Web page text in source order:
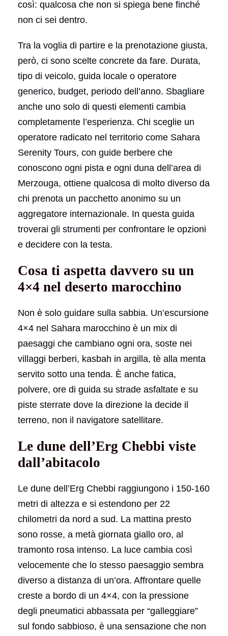
così: qualcosa che non si spiega bene finché
non ci sei dentro.
Tra la voglia di partire e la prenotazione giusta,
però, ci sono scelte concrete da fare. Durata,
tipo di veicolo, guida locale o operatore
generico, budget, periodo dell’anno. Sbagliare
anche uno solo di questi elementi cambia
completamente l’esperienza. Chi sceglie un
operatore radicato nel territorio come Sahara
Serenity Tours, con guide berbere che
conoscono ogni pista e ogni duna dell’area di
Merzouga, ottiene qualcosa di molto diverso da
chi prenota un pacchetto anonimo su un
aggregatore internazionale. In questa guida
troverai gli strumenti per confrontare le opzioni
e decidere con la testa.
Cosa ti aspetta davvero su un
4×4 nel deserto marocchino
Non è solo guidare sulla sabbia. Un’escursione
4×4 nel Sahara marocchino è un mix di
paesaggi che cambiano ogni ora, soste nei
villaggi berberi, kasbah in argilla, tè alla menta
servito sotto una tenda. È anche fatica,
polvere, ore di guida su strade asfaltate e su
piste sterrate dove la direzione la decide il
terreno, non il navigatore satellitare.
Le dune dell’Erg Chebbi viste
dall’abitacolo
Le dune dell’Erg Chebbi raggiungono i 150-160
metri di altezza e si estendono per 22
chilometri da nord a sud. La mattina presto
sono rosse, a metà giornata giallo oro, al
tramonto rosa intenso. La luce cambia così
velocemente che lo stesso paesaggio sembra
diverso a distanza di un’ora. Affrontare quelle
creste a bordo di un 4×4, con la pressione
degli pneumatici abbassata per “galleggiare”
sul fondo sabbioso, è una sensazione che non